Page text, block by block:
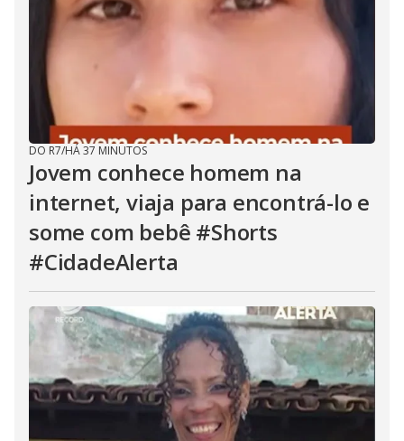
DO R7/HÁ 37 MINUTOS
Jovem conhece homem na
internet, viaja para encontrá-lo e
some com bebê #Shorts
#CidadeAlerta